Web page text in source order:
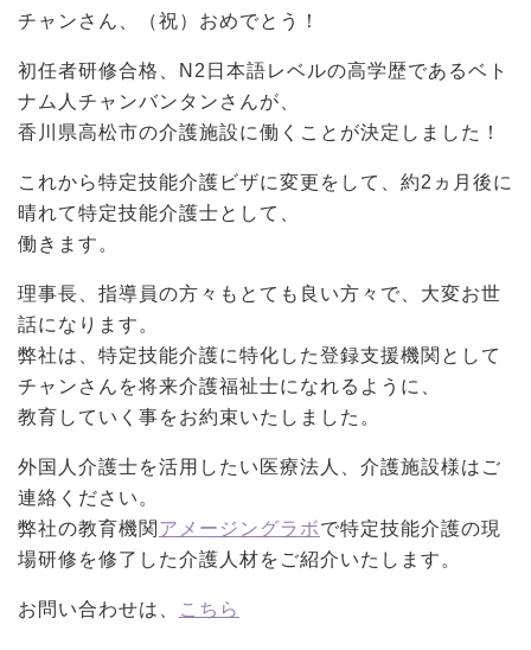
チャンさん、（祝）おめでとう！
初任者研修合格、N2日本語レベルの高学歴であるベト
ナム人チャンバンタンさんが、
香川県高松市の介護施設に働くことが決定しました！
これから特定技能介護ビザに変更をして、約2ヵ月後に
晴れて特定技能介護士として、
働きます。
理事長、指導員の方々もとても良い方々で、大変お世
話になります。
弊社は、特定技能介護に特化した登録支援機関として
チャンさんを将来介護福祉士になれるように、
教育していく事をお約束いたしました。
外国人介護士を活用したい医療法人、介護施設様はご
連絡ください。
弊社の教育機関 アメージングラボで特定技能介護の現
場研修を修了した介護人材をご紹介いたします。
お問い合わせは、 こちら